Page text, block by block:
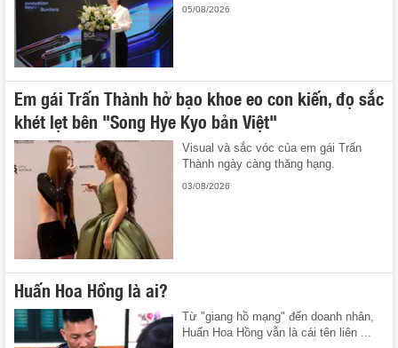
05/08/2026
Em gái Trấn Thành hở bạo khoe eo con kiến, đọ sắc
khét lẹt bên "Song Hye Kyo bản Việt"
Visual và sắc vóc của em gái Trấn
Thành ngày càng thăng hạng.
03/08/2026
Huấn Hoa Hồng là ai?
Từ "giang hồ mạng" đến doanh nhân,
Huấn Hoa Hồng vẫn là cái tên liên ...